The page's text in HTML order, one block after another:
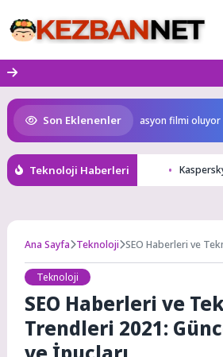
to
content
Son Eklenenler
ilk IMAX® animasyon filmi oluyor
Teknoloji Haberleri
Ana Sayfa Teknoloji SEO Haberleri ve
Teknoloji
SEO Haberleri ve
Trendleri 2021: